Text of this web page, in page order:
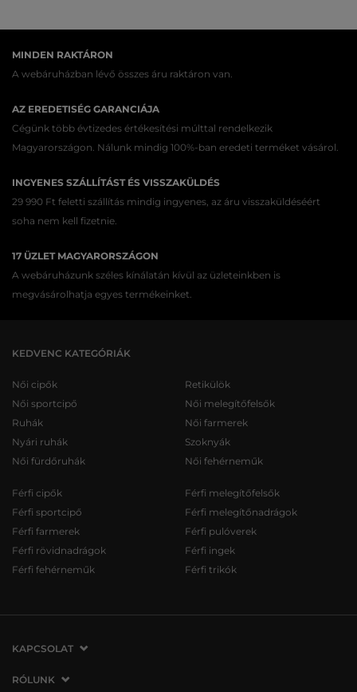
MINDEN RAKTÁRON
A webáruházban lévő összes áru raktáron van.
AZ EREDETISÉG GARANCIÁJA
Cégünk több évtizedes értékesítési múlttal rendelkezik
Magyarországon. Nálunk mindig 100%-ban eredeti terméket vásárol.
INGYENES SZÁLLÍTÁST ÉS VISSZAKÜLDÉS
29 990 Ft feletti szállítás mindig ingyenes, az áru visszaküldéséért
soha nem kell fizetnie.
17 ÜZLET MAGYARORSZÁGON
A webáruházunk széles kínálatán kívül az üzleteinkben is
megvásárolhatja egyes termékeinket.
KEDVENC KATEGÓRIÁK
Női cipők
Női sportcipő
Ruhák
Nyári ruhák
Női fürdőruhák
Retikülök
Női melegítőfelsők
Női farmerek
Szoknyák
Női fehérneműk
Férfi cipők
Férfi sportcipő
Férfi farmerek
Férfi rövidnadrágok
Férfi fehérneműk
Férfi melegítőfelsők
Férfi melegítőnadrágok
Férfi pulóverek
Férfi ingek
Férfi trikók
KAPCSOLAT
VERMONT Services Slovakia s. r. o.
RÓLUNK